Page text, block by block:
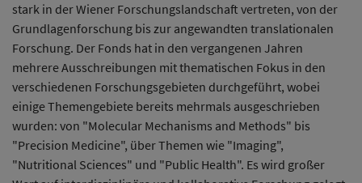
stark in der Wiener Forschungslandschaft vertreten, von der
Grundlagenforschung bis zur angewandten translationalen
Forschung. Der Fonds hat in den vergangenen Jahren
mehrere Ausschreibungen mit thematischen Fokus in den
verschiedenen Forschungsgebieten durchgeführt, wobei
einige Themengebiete bereits mehrmals ausgeschrieben
wurden: von "Molecular Mechanisms and Methods" bis
"Precision Medicine", über Themen wie "Imaging",
"Nutritional Sciences" und "Public Health". Es wird großer